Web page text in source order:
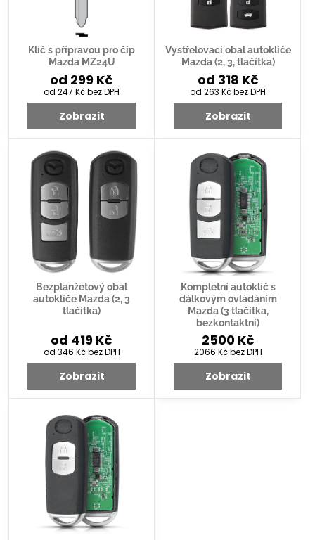
Klíč s přípravou pro čip
Mazda MZ24U
od 299 Kč
od 247 Kčbez DPH
Zobrazit
Vystřelovací obal autoklíče
Mazda (2, 3, tlačítka)
od 318 Kč
od 263 Kčbez DPH
Zobrazit
Bezplanžetový obal
autoklíče Mazda (2, 3
tlačítka)
od 419 Kč
od 346 Kčbez DPH
Zobrazit
Kompletní autoklíč s
dálkovým ovládáním
Mazda (3 tlačítka,
bezkontaktní)
2500 Kč
2066 Kčbez DPH
Zobrazit